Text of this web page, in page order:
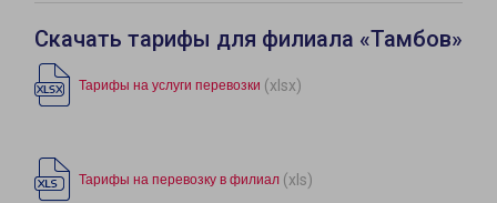
Скачать тарифы для филиала «Тамбов»
Тарифы на услуги перевозки (xlsx)
Тарифы на перевозку в филиал (xls)